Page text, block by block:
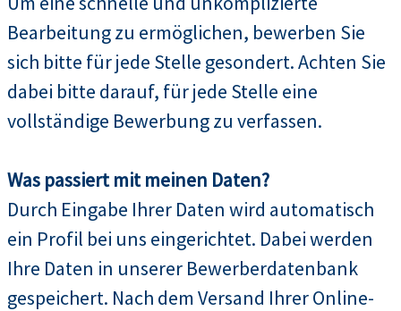
Bearbeitung zu ermöglichen, bewerben Sie
sich bitte für jede Stelle gesondert. Achten Sie
dabei bitte darauf, für jede Stelle eine
vollständige Bewerbung zu verfassen.
Was passiert mit meinen Daten?
Durch Eingabe Ihrer Daten wird automatisch
ein Profil bei uns eingerichtet. Dabei werden
Ihre Daten in unserer Bewerberdatenbank
gespeichert. Nach dem Versand Ihrer Online-